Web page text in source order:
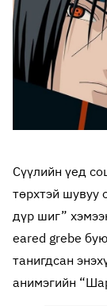
Сүүлийн үед
төрхтэй шувуу
дүр шиг”
eared grebe
танигдсан
анимэгийн